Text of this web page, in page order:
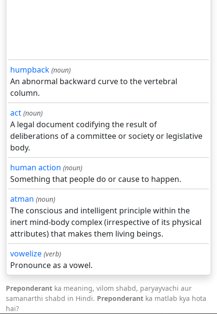
humpback (noun)
An abnormal backward curve to the vertebral
column.
act (noun)
A legal document codifying the result of
deliberations of a committee or society or legislative
body.
human action (noun)
Something that people do or cause to happen.
atman (noun)
The conscious and intelligent principle within the
inert mind-body complex (irrespective of its physical
attributes) that makes them living beings.
vowelize (verb)
Pronounce as a vowel.
Preponderant ka meaning, vilom shabd, paryayvachi aur
samanarthi shabd in Hindi. Preponderant ka matlab kya hota
hai?